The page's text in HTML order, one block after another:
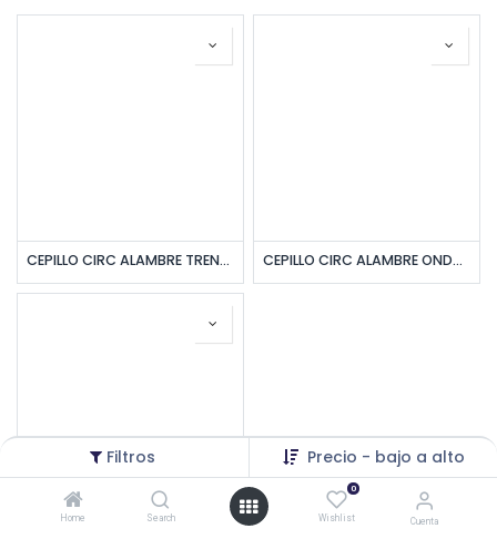
Filtros Precio - bajo a alto
Home Search
0
Wishlist Cuenta
CEPILLO CIRC ALAMBRE TRENZADO ONDULADO 4" ROS 5/8" UNID MAXI TOOLS CEPILLO CIRC ALAMBRE ONDULADO 5" ROS 5/8" UNID MAXI TOOLS